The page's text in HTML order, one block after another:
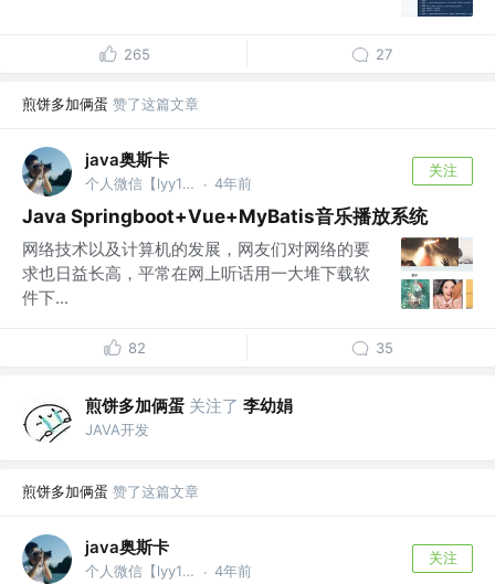
265 27
煎饼多加俩蛋 赞了这篇文章
java奥斯卡
个人微信【lyy13219015380】 @保密 · 4年前
关注
Java Springboot+Vue+MyBatis音乐播放系统
网络技术以及计算机的发展，网友们对网络的要
求也日益长高，平常在网上听话用一大堆下载软
件下...
82 35
煎饼多加俩蛋 关注了 李幼娟
JAVA开发
煎饼多加俩蛋 赞了这篇文章
java奥斯卡
个人微信【lyy13219015380】 @保密 · 4年前
关注